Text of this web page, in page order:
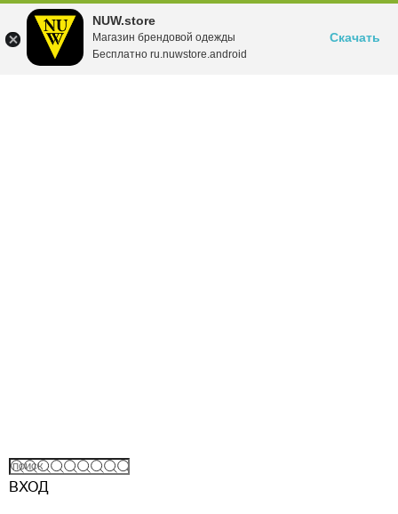
NUW.store
Магазин брендовой одежды
Бесплатно ru.nuwstore.android
Скачать
ВХОД